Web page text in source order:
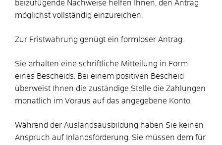
beizufügende Nachweise helfen Ihnen, den Antrag
möglichst vollständig einzureichen.
Zur Fristwahrung genügt ein formloser Antrag.
Sie erhalten eine schriftliche Mitteilung in Form
eines Bescheids.
Bei einem positiven Bescheid
überweist Ihnen die zuständige Stelle die Zahlungen
monatlich im Voraus auf das angegebene Konto.
Während der Auslandsausbildung haben Sie keinen
Anspruch auf Inlandsförderung. Sie müssen dem für